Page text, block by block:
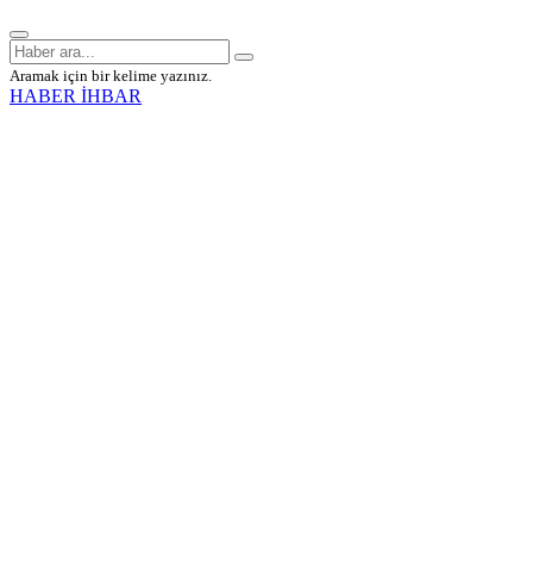
Aramak için bir kelime yazınız.
HABER İHBAR